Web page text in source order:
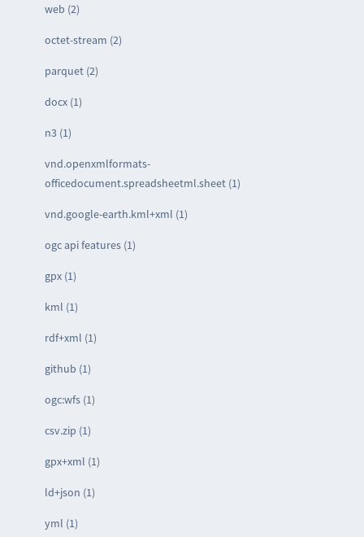
web (2)
octet-stream (2)
parquet (2)
docx (1)
n3 (1)
vnd.openxmlformats-
officedocument.spreadsheetml.sheet (1)
vnd.google-earth.kml+xml (1)
ogc api features (1)
gpx (1)
kml (1)
rdf+xml (1)
github (1)
ogc:wfs (1)
csv.zip (1)
gpx+xml (1)
ld+json (1)
yml (1)